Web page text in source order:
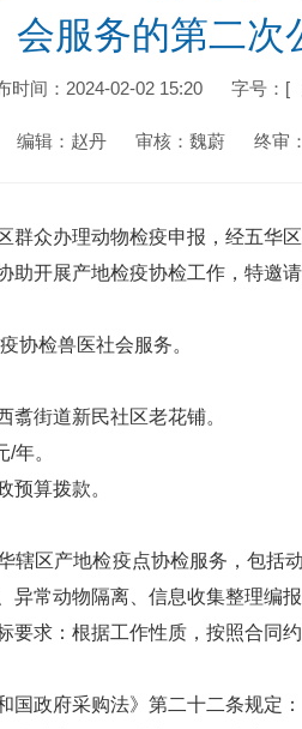
会服务的第二次
时间：2024-02-02 15:20 字号：[
编辑：赵丹 审核：魏蔚 终审
群众办理动物检疫申报，经五华
助开展产地检疫协检工作，特邀
协检兽医社会服务。
翥街道新民社区老花铺。
年。
预算拨款。
辖区产地检疫点协检服务，包括
异常动物隔离、信息收集整理编报
要求：根据工作性质，按照合同约
国政府采购法》第二十二条规定：